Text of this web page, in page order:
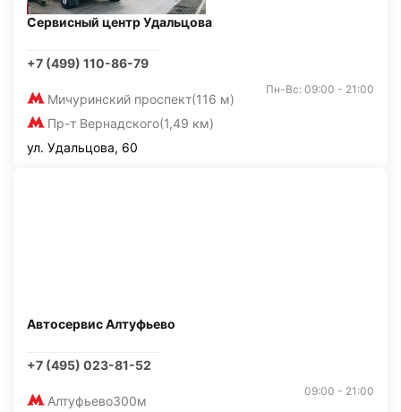
Сервисный центр Удальцова
+7 (499) 110-86-79
Мичуринский проспект(116 м)
Пр-т Вернадского(1,49 км)
Пн-Вс: 09:00 - 21:00
ул. Удальцова, 60
Автосервис Алтуфьево
+7 (495) 023-81-52
Алтуфьево300м
09:00 - 21:00